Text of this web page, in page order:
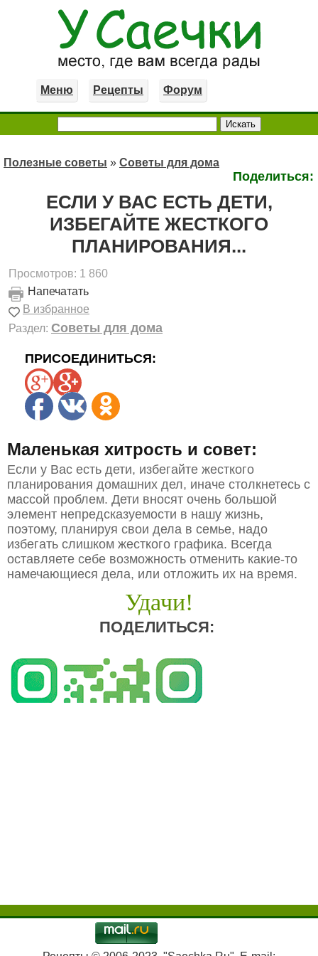
Меню Рецепты Форум
Полезные советы » Советы для дома
Поделиться:
ЕСЛИ У ВАС ЕСТЬ ДЕТИ,
ИЗБЕГАЙТЕ ЖЕСТКОГО
ПЛАНИРОВАНИЯ...
Просмотров: 1 860
Напечатать
В избранное
Раздел: Советы для дома
ПРИСОЕДИНИТЬСЯ:
Маленькая хитрость и совет:
Если у Вас есть дети, избегайте жесткого
планирования домашних дел, иначе столкнетесь с
массой проблем. Дети вносят очень большой
элемент непредсказуемости в нашу жизнь,
поэтому, планируя свои дела в семье, надо
избегать слишком жесткого графика. Всегда
оставляете себе возможность отменить какие-то
намечающиеся дела, или отложить их на время.
Удачи!
ПОДЕЛИТЬСЯ: